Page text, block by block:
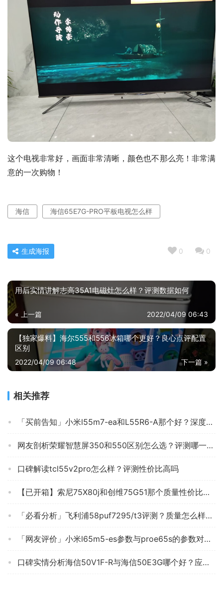
这个电视非常好，画面非常清晰，颜色也不那么亮！非常满
意的一次购物！
海信 海信65E7G-PRO平板电视怎么样
0 0
生成海报
用后实情讲解志高35A1电磁灶怎么样？评测数据如何
« 上一篇 2022/04/09 06:43
【独家爆料】海尔555和556冰箱哪个更好？良心点评配置
区别
下一篇 »
2022/04/09 06:48
相关推荐
「买前告知」小米l55m7-ea和L55R6-A那个好？深度剖析功能区别
网友剖析荣耀智慧屏350和550区别怎么选？评测哪一款功能更强大
口碑解读tcl55v2pro怎么样？评测性价比高吗
【已开箱】索尼75X80j和创维75G51那个质量性价比高？分析哪款更适合你
「必看分析」飞利浦58puf7295/t3评测？质量怎么样值不值得买
「网友评价」小米l65m5-es参数与proe65s的参数对比配置？应该怎么样选择
口碑实情分析海信50V1F-R与海信50E3G哪个好？应该怎么样选择